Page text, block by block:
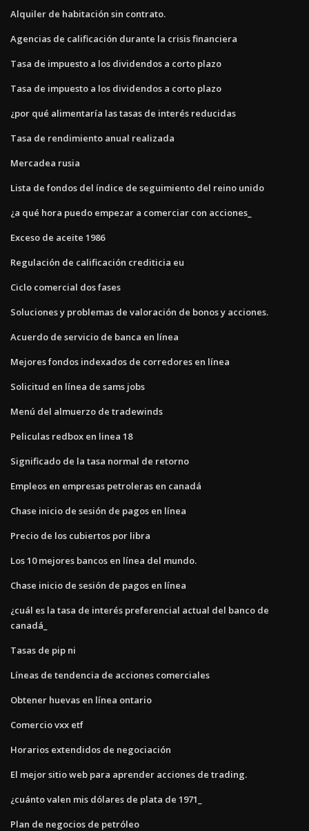
Alquiler de habitación sin contrato.
Agencias de calificación durante la crisis financiera
Tasa de impuesto a los dividendos a corto plazo
Tasa de impuesto a los dividendos a corto plazo
¿por qué alimentaría las tasas de interés reducidas
Tasa de rendimiento anual realizada
Mercadea rusia
Lista de fondos del índice de seguimiento del reino unido
¿a qué hora puedo empezar a comerciar con acciones_
Exceso de aceite 1986
Regulación de calificación crediticia eu
Ciclo comercial dos fases
Soluciones y problemas de valoración de bonos y acciones.
Acuerdo de servicio de banca en línea
Mejores fondos indexados de corredores en línea
Solicitud en línea de sams jobs
Menú del almuerzo de tradewinds
Peliculas redbox en linea 18
Significado de la tasa normal de retorno
Empleos en empresas petroleras en canadá
Chase inicio de sesión de pagos en línea
Precio de los cubiertos por libra
Los 10 mejores bancos en línea del mundo.
Chase inicio de sesión de pagos en línea
¿cuál es la tasa de interés preferencial actual del banco de
canadá_
Tasas de pip ni
Líneas de tendencia de acciones comerciales
Obtener huevas en línea ontario
Comercio vxx etf
Horarios extendidos de negociación
El mejor sitio web para aprender acciones de trading.
¿cuánto valen mis dólares de plata de 1971_
Plan de negocios de petróleo